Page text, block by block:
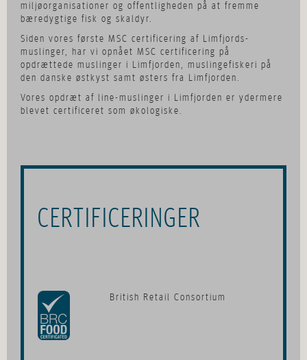
miljøorganisationer og offentligheden på at fremme
bæredygtige fisk og skaldyr.
Siden vores første MSC certificering af Limfjords-
muslinger, har vi opnået MSC certificering på
opdrættede muslinger i Limfjorden, muslingefiskeri på
den danske østkyst samt østers fra Limfjorden.
Vores opdræt af line-muslinger i Limfjorden er ydermere
blevet certificeret som økologiske.
CERTIFICERINGER
British Retail Consortium